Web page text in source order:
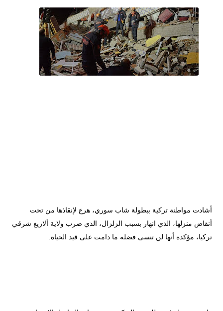
أشادت مواطنة تركية ببطولة شاب سوري، هرع لإنقاذها من تحت
أنقاض منزلها، الذي انهار بسبب الزلزال، الذي ضرب ولاية ألازيغ شرقي
تركيا، مؤكدة أنها لن تنسى فضله ما دامت على قيد الحياة.